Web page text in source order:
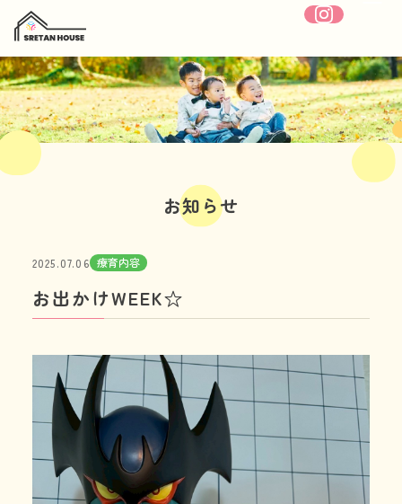
ホーム
SRETANHOUSEについて
施設紹介
1日の流れ
年間行事
利用の流れ
よくある質問
年齢と定員
お知らせ
2025.07.06 療育内容
お出かけWEEK☆